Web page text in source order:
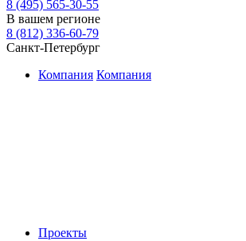
8 (495) 565-30-55
В вашем регионе
8 (812) 336-60-79
Санкт-Петербург
Компания Компания
Проекты